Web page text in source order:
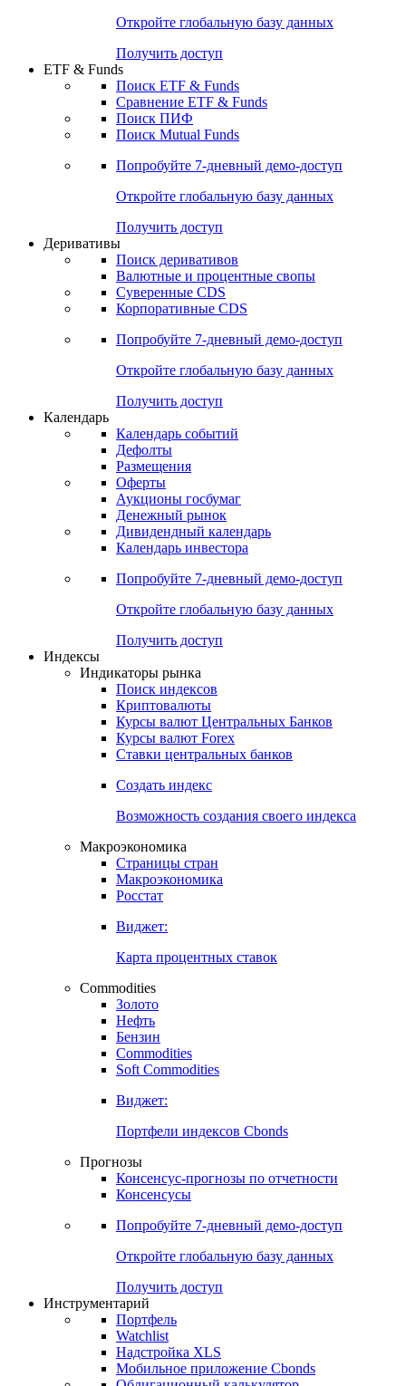
Откройте глобальную базу данных
Получить доступ
ETF & Funds
Поиск ETF & Funds
Сравнение ETF & Funds
Поиск ПИФ
Поиск Mutual Funds
Попробуйте 7-дневный демо-доступ
Откройте глобальную базу данных
Получить доступ
Деривативы
Поиск деривативов
Валютные и процентные свопы
Суверенные CDS
Корпоративные CDS
Попробуйте 7-дневный демо-доступ
Откройте глобальную базу данных
Получить доступ
Календарь
Календарь событий
Дефолты
Размещения
Оферты
Аукционы госбумаг
Денежный рынок
Дивидендный календарь
Календарь инвестора
Попробуйте 7-дневный демо-доступ
Откройте глобальную базу данных
Получить доступ
Индексы
Индикаторы рынка
Поиск индексов
Криптовалюты
Курсы валют Центральных Банков
Курсы валют Forex
Ставки центральных банков
Создать индекс
Возможность создания своего индекса
Макроэкономика
Страницы стран
Макроэкономика
Росстат
Виджет:
Карта процентных ставок
Commodities
Золото
Нефть
Бензин
Commodities
Soft Commodities
Виджет:
Портфели индексов Cbonds
Прогнозы
Консенсус-прогнозы по отчетности
Консенсусы
Попробуйте 7-дневный демо-доступ
Откройте глобальную базу данных
Получить доступ
Инструментарий
Портфель
Watchlist
Надстройка XLS
Мобильное приложение Cbonds